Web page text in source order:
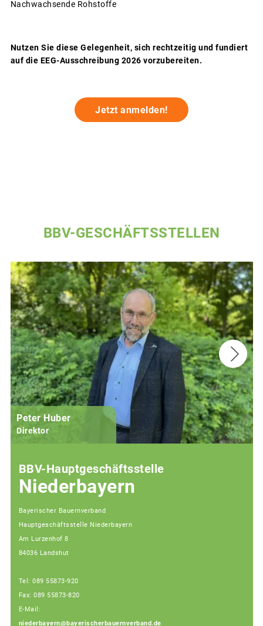
Nachwachsende Rohstoffe
Nutzen Sie diese Gelegenheit, sich rechtzeitig und fundiert
auf die EEG-Ausschreibung 2026 vorzubereiten.
Jetzt anmelden!
BBV-GESCHÄFTSSTELLEN
Peter Huber
Direktor
BBV-Hauptgeschäftsstelle
Niederbayern
Bayerischer Bauernverband
Hauptgeschäftsstelle Niederbayern
Am Lurzenhof 8
84036 Landshut
Tel: 089 55873-920
Fax: 089 55873-820
E-Mail:
niederbayern@bayerischerbauernverband.de